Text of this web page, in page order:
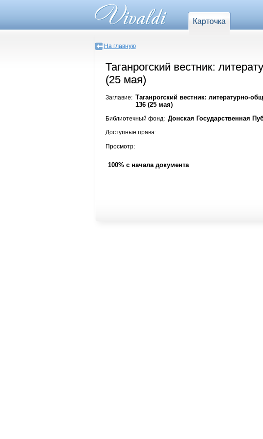
Карточка
На главную
Таганрогский вестник:
(25 мая)
Заглавие: Таганрогский вестник: литературно-
136 (25 мая)
Библиотечный фонд: Донская Государственная
Доступные права:
Просмотр:
100% с начала документа